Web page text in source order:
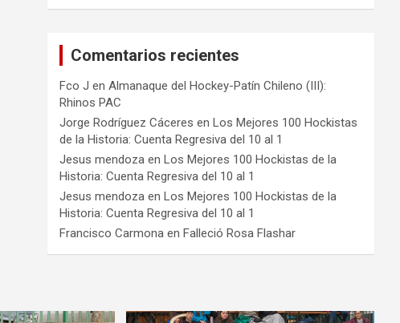
Comentarios recientes
Fco J enAlmanaque del Hockey-Patín Chileno (III):
Rhinos PAC
Jorge Rodríguez Cáceres enLos Mejores 100 Hockistas
de la Historia: Cuenta Regresiva del 10 al 1
Jesus mendoza enLos Mejores 100 Hockistas de la
Historia: Cuenta Regresiva del 10 al 1
Jesus mendoza enLos Mejores 100 Hockistas de la
Historia: Cuenta Regresiva del 10 al 1
Francisco Carmona enFalleció Rosa Flashar